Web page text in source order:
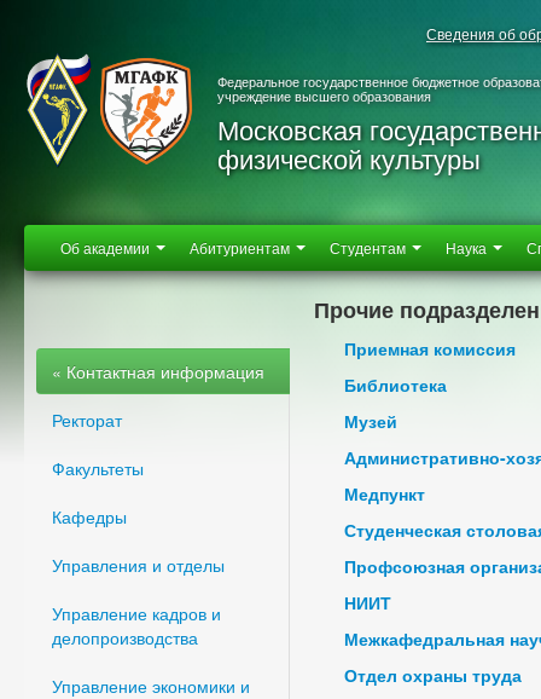
Сведения об
Федеральное государственное бюджетное
учреждение высшего образования
Московская
физической культуры
Об академии Абитуриентам Студентам Наука
« Контактная информация
Ректорат
Факультеты
Кафедры
Управления и отделы
Управление кадров и
делопроизводства
Управление экономики и
Прочие
Приемная комиссия
Библиотека
Музей
Административно-
Медпункт
Студенческая
Профсоюзная
НИИТ
Межкафедральная
Отдел охраны труда